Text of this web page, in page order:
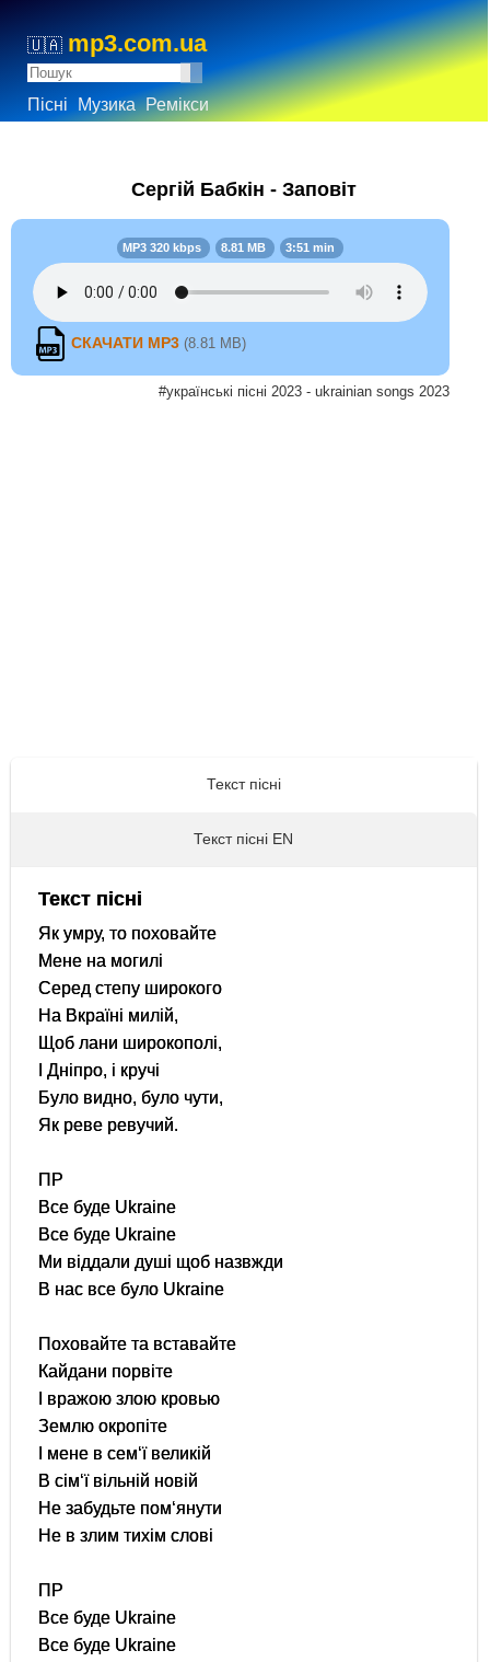
🇺🇦 mp3.com.ua
Пісні Музика Ремікси
Сергій Бабкін - Заповіт
MP3 320 kbps 8.81 MB 3:51 min
СКАЧАТИ MP3 (8.81 MB)
#українські пісні 2023 - ukrainian songs 2023
Текст пісні
Текст пісні EN
Текст пісні
Як умру, то поховайте
Мене на могилі
Серед степу широкого
На Вкраїні милій,
Щоб лани широкополі,
І Дніпро, і кручі
Було видно, було чути,
Як реве ревучий.
ПР
Все буде Ukraine
Все буде Ukraine
Ми віддали душі щоб назвжди
В нас все було Ukraine
Поховайте та вставайте
Кайдани порвіте
І вражою злою кровью
Землю окропіте
І мене в сем‘ї великій
В сім‘ї вільній новій
Не забудьте пом‘янути
Не в злим тихім слові
ПР
Все буде Ukraine
Все буде Ukraine